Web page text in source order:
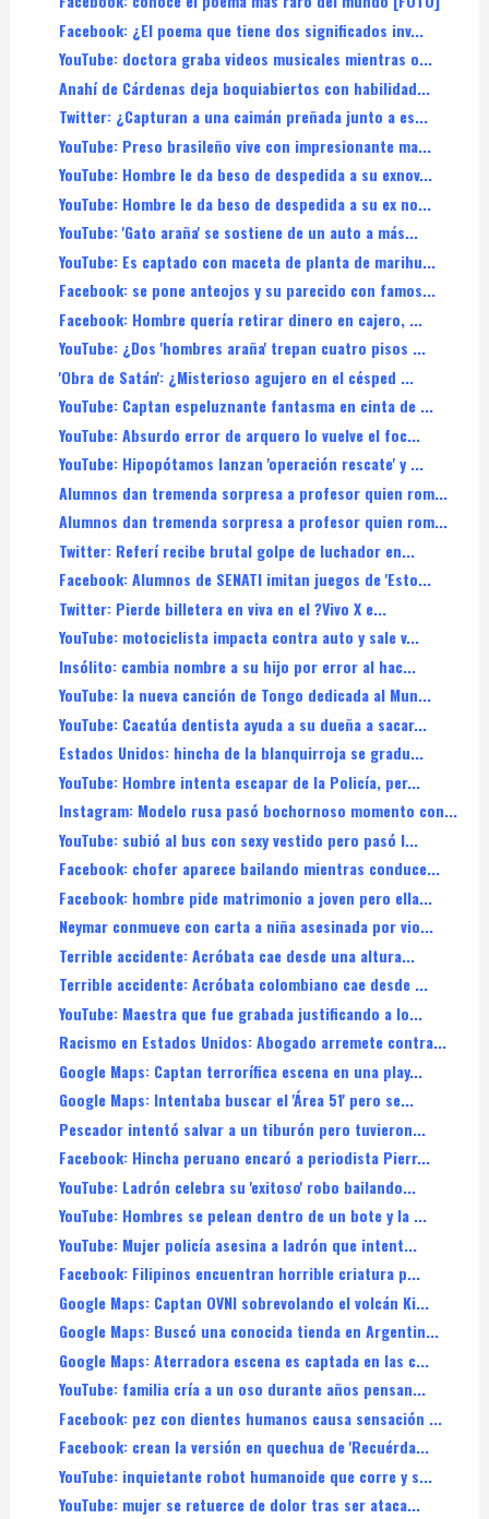
Facebook: ¿El poema que tiene dos significados inv...
YouTube: doctora graba videos musicales mientras o...
Anahí de Cárdenas deja boquiabiertos con habilidad...
Twitter: ¿Capturan a una caimán preñada junto a es...
YouTube: Preso brasileño vive con impresionante ma...
YouTube: Hombre le da beso de despedida a su exnov...
YouTube: Hombre le da beso de despedida a su ex no...
YouTube: 'Gato araña' se sostiene de un auto a más...
YouTube: Es captado con maceta de planta de marihu...
Facebook: se pone anteojos y su parecido con famos...
Facebook: Hombre quería retirar dinero en cajero, ...
YouTube: ¿Dos 'hombres araña' trepan cuatro pisos ...
'Obra de Satán': ¿Misterioso agujero en el césped ...
YouTube: Captan espeluznante fantasma en cinta de ...
YouTube: Absurdo error de arquero lo vuelve el foc...
YouTube: Hipopótamos lanzan 'operación rescate' y ...
Alumnos dan tremenda sorpresa a profesor quien rom...
Alumnos dan tremenda sorpresa a profesor quien rom...
Twitter: Referí recibe brutal golpe de luchador en...
Facebook: Alumnos de SENATI imitan juegos de 'Esto...
Twitter: Pierde billetera en viva en el ?Vivo X e...
YouTube: motociclista impacta contra auto y sale v...
Insólito: cambia nombre a su hijo por error al hac...
YouTube: la nueva canción de Tongo dedicada al Mun...
YouTube: Cacatúa dentista ayuda a su dueña a sacar...
Estados Unidos: hincha de la blanquirroja se gradu...
YouTube: Hombre intenta escapar de la Policía, per...
Instagram: Modelo rusa pasó bochornoso momento con...
YouTube: subió al bus con sexy vestido pero pasó l...
Facebook: chofer aparece bailando mientras conduce...
Facebook: hombre pide matrimonio a joven pero ella...
Neymar conmueve con carta a niña asesinada por vio...
Terrible accidente: Acróbata cae desde una altura...
Terrible accidente: Acróbata colombiano cae desde ...
YouTube: Maestra que fue grabada justificando a lo...
Racismo en Estados Unidos: Abogado arremete contra...
Google Maps: Captan terrorífica escena en una play...
Google Maps: Intentaba buscar el 'Área 51' pero se...
Pescador intentó salvar a un tiburón pero tuvieron...
Facebook: Hincha peruano encaró a periodista Pierr...
YouTube: Ladrón celebra su 'exitoso' robo bailando...
YouTube: Hombres se pelean dentro de un bote y la ...
YouTube: Mujer policía asesina a ladrón que intent...
Facebook: Filipinos encuentran horrible criatura p...
Google Maps: Captan OVNI sobrevolando el volcán Ki...
Google Maps: Buscó una conocida tienda en Argentin...
Google Maps: Aterradora escena es captada en las c...
YouTube: familia cría a un oso durante años pensan...
Facebook: pez con dientes humanos causa sensación ...
Facebook: crean la versión en quechua de 'Recuérda...
YouTube: inquietante robot humanoide que corre y s...
YouTube: mujer se retuerce de dolor tras ser ataca...